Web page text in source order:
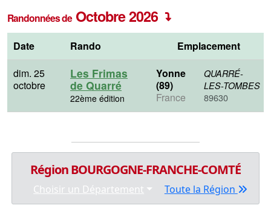
Randonnées de Octobre 2026
Date Rando
Emplacement
dim. 25
octobre
Les Frimas
de Quarré
22ème édition
Yonne
(89)
France
QUARRÉ-
LES-TOMBES
89630
Région BOURGOGNE-FRANCHE-COMTÉ
Choisir un Département Toute la Région